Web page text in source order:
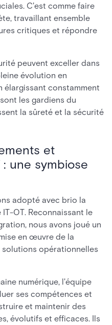
C'est comme faire
travaillant ensemble
critiques et répondre
peuvent exceller dans
évolution en
constamment
les gardiens du
la sûreté et la sécurité
et
une symbiose
adopté avec brio la
OT. Reconnaissant le
nous avons joué un
en œuvre de la
solutions opérationnelles
numérique, l'équipe
ses compétences et
et maintenir des
évolutifs et efficaces. Ils